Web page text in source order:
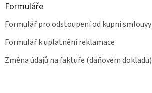
Formuláře
Formulář pro odstoupení od kupní smlouvy
Formulář k uplatnění reklamace
Změna údajů na faktuře (daňovém dokladu)